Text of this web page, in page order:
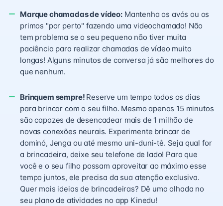
Marque chamadas de vídeo: Mantenha os avós ou os
primos "por perto" fazendo uma videochamada! Não
tem problema se o seu pequeno não tiver muita
paciência para realizar chamadas de vídeo muito
longas! Alguns minutos de conversa já são melhores do
que nenhum.
Brinquem sempre! Reserve um tempo todos os dias
para brincar com o seu filho. Mesmo apenas 15 minutos
são capazes de desencadear mais de 1 milhão de
novas conexões neurais. Experimente brincar de
dominó, Jenga ou até mesmo uni-duni-tê. Seja qual for
a brincadeira, deixe seu telefone de lado! Para que
você e o seu filho possam aproveitar ao máximo esse
tempo juntos, ele precisa da sua atenção exclusiva.
Quer mais ideias de brincadeiras? Dê uma olhada no
seu plano de atividades no app Kinedu!